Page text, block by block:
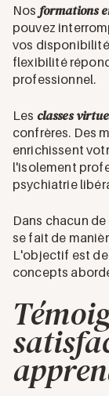
Nos formations
pouvez
vos
flexibilité
professionnel.
Les classes
confrères. Des
enrichissent
l'isolement
psychiatrie
Dans chacun
se fait de
L'objectif est
concepts